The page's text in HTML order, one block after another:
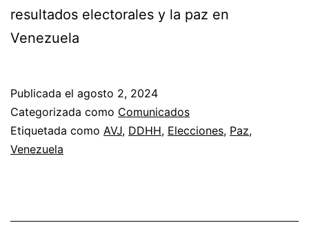
resultados electorales y la paz en
Venezuela
Publicada el agosto 2, 2024
Categorizada como Comunicados
Etiquetada como AVJ, DDHH, Elecciones, Paz,
Venezuela